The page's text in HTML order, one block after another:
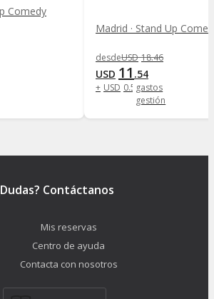
Comedy
Madrid · Stand Up
desdeUSD 18.46
USD 11 .54
+ USD 0.58gastos
gestión
Contáctanos
Mis reservas
Centro de ayuda
Contacta con nosotros